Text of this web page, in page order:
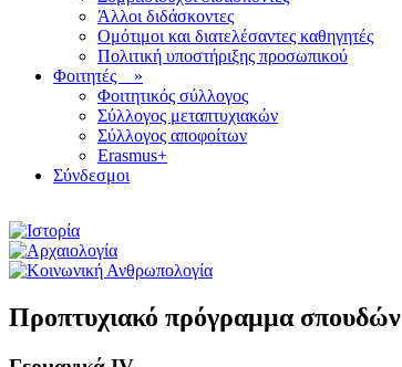
Άλλοι διδάσκοντες
Ομότιμοι και διατελέσαντες καθηγητές
Πολιτική υποστήριξης προσωπικού
Φοιτητές »
Φοιτητικός σύλλογος
Σύλλογος μεταπτυχιακών
Σύλλογος αποφοίτων
Erasmus+
Σύνδεσμοι
Προπτυχιακό πρόγραμμα σπουδών